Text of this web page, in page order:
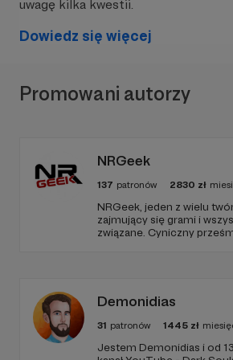
Aby zobaczyć treść musisz
A co poza
Na streamach u mnie
różne miejsca, tzn. streamy IRL z
itd. Odpalam też Just Dance,
poruszać i potańczyć.
uwagę kilka kwestii.
Dowiedz się więcej
Promowani autorzy
NRGeek
137 patronów 2830 zł
NRGeek, jeden z wielu
zajmujący się grami i
związane. Cyniczny
Demonidias
31 patronów 1445 zł
Jestem Demonidias i od